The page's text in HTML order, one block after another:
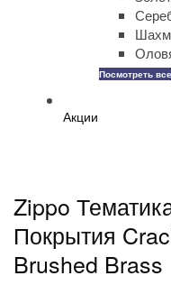
Посмотреть все
Акции
Zippo
Покрытия
Brushed Brass